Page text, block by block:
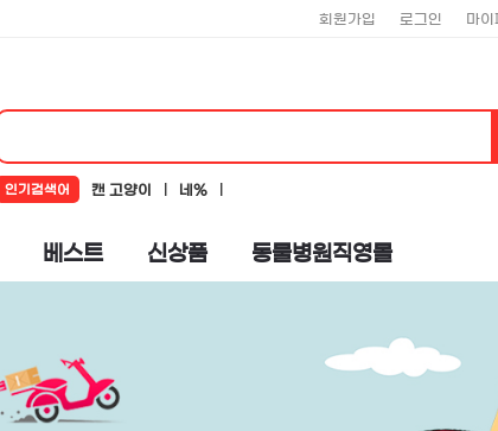
회원가입 로그인 마이
인기검색어 캔 고양이 네%
뉴알엑스 코어
로하스 뉴트리플랜
베스트 신상품 동물병원직영몰